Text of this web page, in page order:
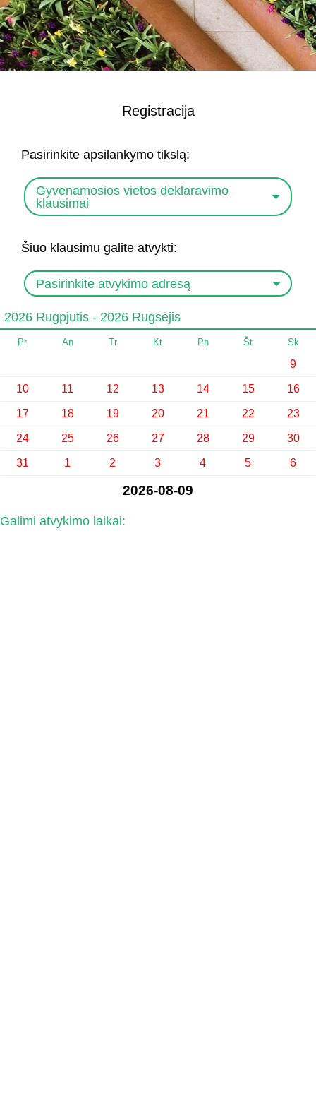
Registracija
Pasirinkite apsilankymo tikslą:
Gyvenamosios vietos deklaravimo
klausimai
Šiuo klausimu galite atvykti:
Pasirinkite atvykimo adresą
2026 Rugpjūtis - 2026 Rugsėjis
Pr An Tr Kt Pn Št Sk
9
10 11 12 13 14 15 16
17 18 19 20 21 22 23
24 25 26 27 28 29 30
31 1 2 3 4 5 6
2026-08-09
Galimi atvykimo laikai: